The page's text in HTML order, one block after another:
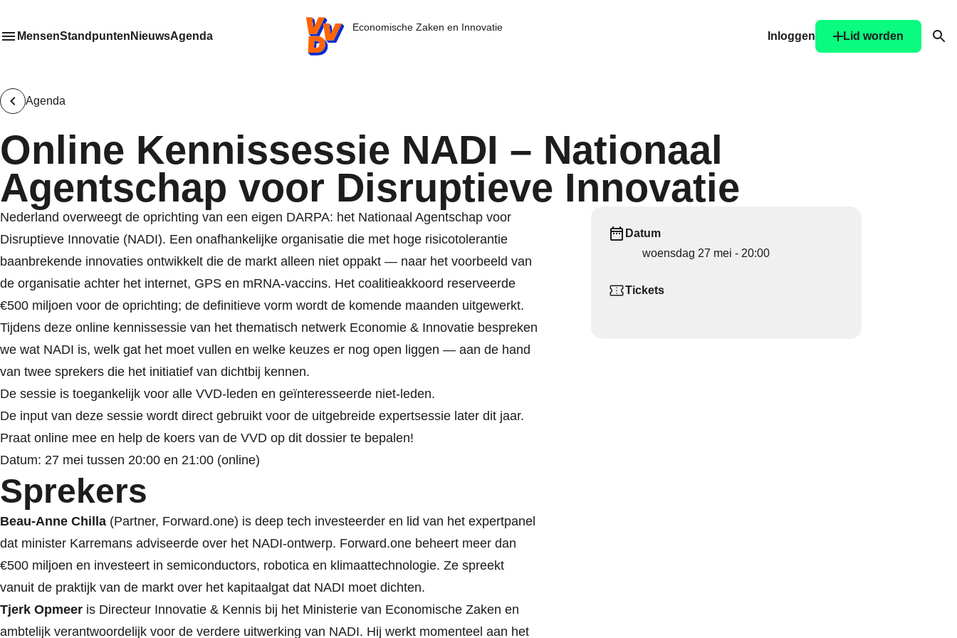
VVD.nl - Ga naar de homepage
Economische Zaken en Innovatie
Toon het submenu van
Meer menu items
MensenStandpunten NieuwsAgenda Inloggen
Lid worden
Agenda
Online Kennissessie NADI – Nationaal
Agentschap voor Disruptieve Innovatie
Nederland overweegt de oprichting van een eigen DARPA: het Nationaal Agentschap voor
Disruptieve Innovatie (NADI). Een onafhankelijke organisatie die met hoge risicotolerantie
baanbrekende innovaties ontwikkelt die de markt alleen niet oppakt — naar het voorbeeld van
de organisatie achter het internet, GPS en mRNA-vaccins. Het coalitieakkoord reserveerde
€500 miljoen voor de oprichting; de definitieve vorm wordt de komende maanden uitgewerkt.
Tijdens deze online kennissessie van het thematisch netwerk Economie & Innovatie bespreken
we wat NADI is, welk gat het moet vullen en welke keuzes er nog open liggen — aan de hand
van twee sprekers die het initiatief van dichtbij kennen.
De sessie is toegankelijk voor alle VVD-leden en geïnteresseerde niet-leden.
De input van deze sessie wordt direct gebruikt voor de uitgebreide expertsessie later dit jaar.
Praat online mee en help de koers van de VVD op dit dossier te bepalen!
Datum: 27 mei tussen 20:00 en 21:00 (online)
Sprekers
Beau-Anne Chilla (Partner, Forward.one) is deep tech investeerder en lid van het expertpanel
dat minister Karremans adviseerde over het NADI-ontwerp. Forward.one beheert meer dan
€500 miljoen en investeert in semiconductors, robotica en klimaattechnologie. Ze spreekt
vanuit de praktijk van de markt over het kapitaalgat dat NADI moet dichten.
Tjerk Opmeer is Directeur Innovatie & Kennis bij het Ministerie van Economische Zaken en
ambtelijk verantwoordelijk voor de verdere uitwerking van NADI. Hij werkt momenteel aan het
Datum
woensdag 27 mei - 20:00
Tickets